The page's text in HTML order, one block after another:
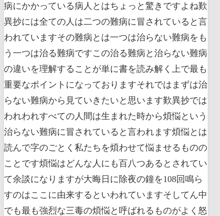
病にかかっている病人とはちょっと驚きですよね歎
異抄には全ての人は二つの難病に冒されていると言
われていますその難病とは一つは治らない難病をも
う一つは治る難病ですこの治る難病と治らない難病
の違いを理解することが単に書を読み解く上で最も
重要なポイントになっておりますそれではまずは治
らない難病から見ていきたいと思います歎異抄では
われわれすべての人間は生まれた時から煩悩という
治らない難病に冒されていると言われます煩悩とは
読んで字のごとく私たちを煩わせて悩ませるものの
ことです煩悩はどんな人にも百八つあるとされてい
て余談になりますが大晦日に除夜の鐘を108回鳴ら
すのはここに由来するといわれていますそしてん中
でも最も強烈な三毒の煩悩と呼ばれるものがよく怒